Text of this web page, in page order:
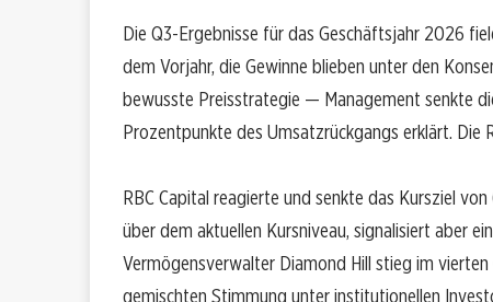
Die Q3-Ergebnisse für das Geschäftsjahr 2026
dem Vorjahr, die Gewinne blieben unter den
bewusste Preisstrategie — Management senkte
Prozentpunkte des Umsatzrückgangs erklärt. Die
RBC Capital reagierte und senkte das Kursziel
über dem aktuellen Kursniveau, signalisiert aber
Vermögensverwalter Diamond Hill stieg im
gemischten Stimmung unter institutionellen